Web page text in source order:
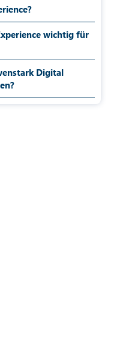
wichtig für
Digital